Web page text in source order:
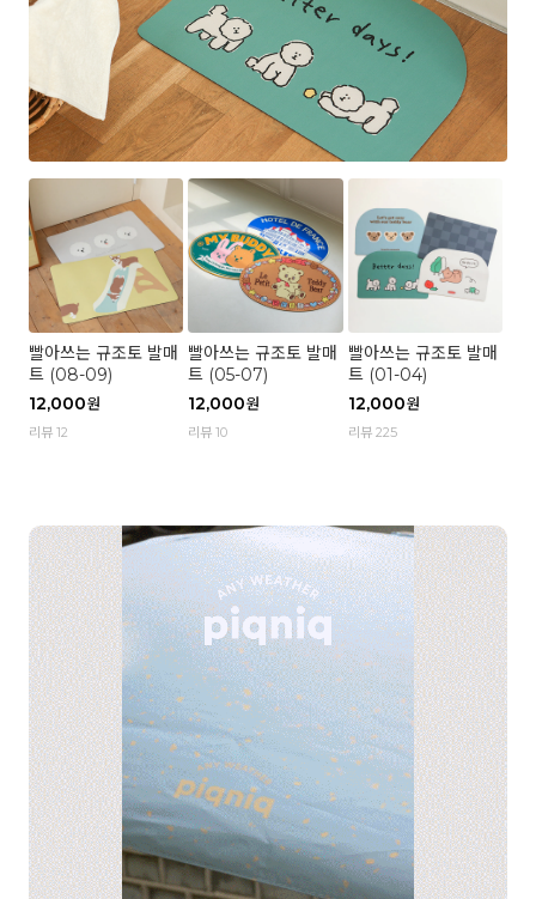
빨아쓰는 규조토 발매
트 (08-09)
12,000원
리뷰 12
빨아쓰는 규조토 발매
트 (05-07)
12,000원
리뷰 10
빨아쓰는 규조토 발매
트 (01-04)
12,000원
리뷰 225